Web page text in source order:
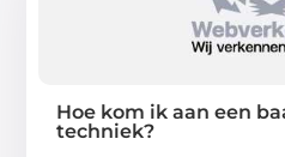
Hoe kom ik aan een
techniek?